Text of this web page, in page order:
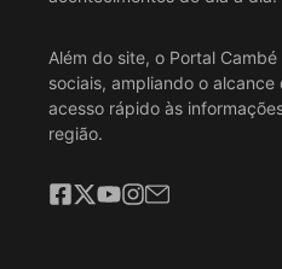
Além do site, o Portal
sociais, ampliando o
acesso rápido às
região.